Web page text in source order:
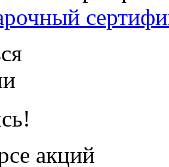
акций